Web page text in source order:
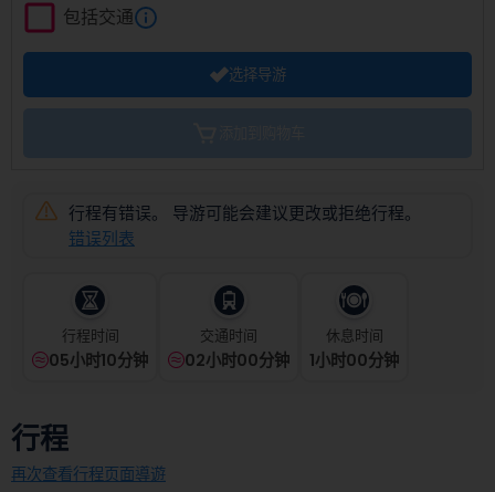
forward
to
interact
the
date.
get
shortcuts
for
changing
包括交通
选择导游
行程有错误。 导游可能会建议更改或拒绝行程。
错误列表
行程时间
05小时10分钟
交通时间
02小时00分钟
休息时间
1小时00分钟
行程
再次查看行程页面導遊